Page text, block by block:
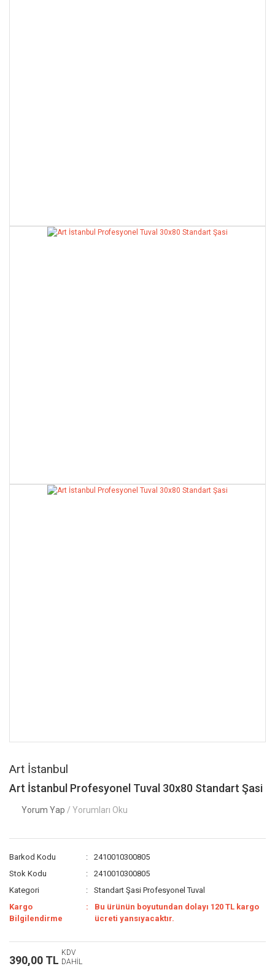
Art İstanbul
Art İstanbul Profesyonel Tuval 30x80 Standart Şasi
Yorum Yap / Yorumları Oku
Barkod Kodu
2410010300805
Stok Kodu
2410010300805
Kategori
Standart Şasi Profesyonel Tuval
Kargo
Bilgilendirme
Bu ürünün boyutundan dolayı 120 TL kargo
ücreti yansıyacaktır.
390,00 TL
KDV
DAHİL